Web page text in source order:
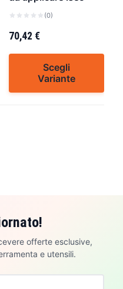
(0)
70,42 €
Scegli
Variante
offerte esclusive,
e utensili.